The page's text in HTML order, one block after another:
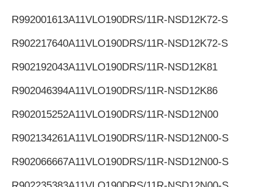
R992001613A11VLO190DRS/11R-NSD12K72-S
R902217640A11VLO190DRS/11R-NSD12K72-S
R902192043A11VLO190DRS/11R-NSD12K81
R902046394A11VLO190DRS/11R-NSD12K86
R902015252A11VLO190DRS/11R-NSD12N00
R902134261A11VLO190DRS/11R-NSD12N00-S
R902066667A11VLO190DRS/11R-NSD12N00-S